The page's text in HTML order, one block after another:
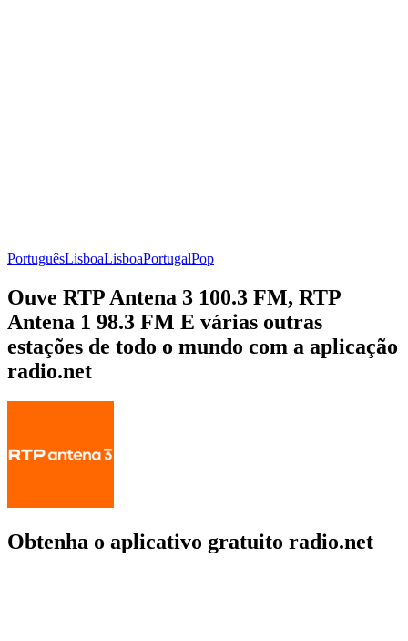
PortuguêsLisboaLisboaPortugalPop
Ouve RTP Antena 3 100.3 FM, RTP
Antena 1 98.3 FM E várias outras
estações de todo o mundo com a aplicação
radio.net
Obtenha o aplicativo gratuito radio.net